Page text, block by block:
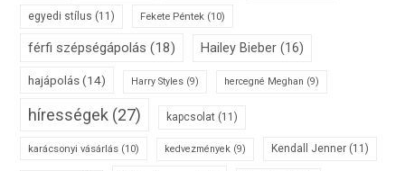
egyedi stílus (11) Fekete Péntek (10)
férfi szépségápolás (18) Hailey Bieber (16)
hajápolás(14) Harry Styles (9) hercegné Meghan (9)
hírességek (27) kapcsolat (11)
karácsonyi vásárlás (10) kedvezmények (9) Kendall Jenner (11)